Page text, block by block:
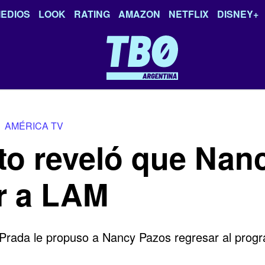
LOOK RATING AMAZON NETFLIX DISNEY+
AMÉRICA TV
reveló que
a LAM
le propuso a Nancy Pazos regresar al